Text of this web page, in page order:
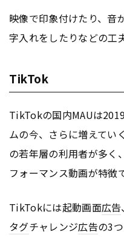
映像で印象付けたり、音
字入れをしたりなどの工
TikTok
TikTokの国内MAUは
ムの今、さらに増えてい
の若年層の利用者が多く
フォーマンス動画が特徴で
TikTokには起動画面広告
タグチャレンジ広告の3